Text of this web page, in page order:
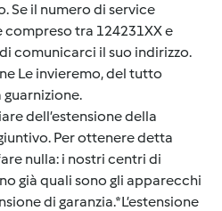
Se il numero di service
tra 124231XX e
comunicarci il suo indirizzo.
Le invieremo, del tutto
dell’estensione della
Per ottenere detta
nulla: i nostri centri di
già quali sono gli apparecchi
di garanzia.*L’estensione